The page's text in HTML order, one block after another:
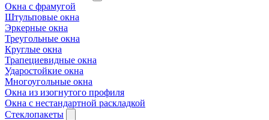
Окна с фрамугой
Штульповые окна
Эркерные окна
Треугольные окна
Круглые окна
Трапециевидные окна
Ударостойкие окна
Многоугольные окна
Окна из изогнутого профиля
Окна с нестандартной раскладкой
Стеклопакеты